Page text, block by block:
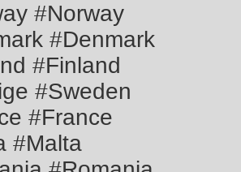
#Norway
#Denmark
#Finland
#Sweden
#France
#Malta